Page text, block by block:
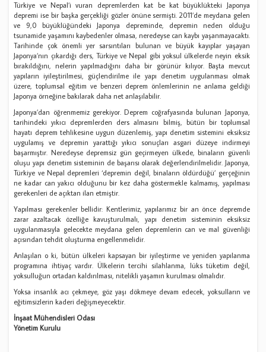
Türkiye ve Nepal’i vuran depremlerden kat be kat büyüklükteki Japonya
depremi ise bir başka gerçekliği gözler önüne sermişti. 2011’de meydana gelen
ve 9,0 büyüklüğündeki Japonya depreminde, depremin neden olduğu
tsunamide yaşamını kaybedenler olmasa, neredeyse can kaybı yaşanmayacaktı.
Tarihinde çok önemli yer sarsıntıları bulunan ve büyük kayıplar yaşayan
Japonya’nın çıkardığı ders, Türkiye ve Nepal gibi yoksul ülkelerde neyin eksik
bırakıldığını, nelerin yapılmadığını daha bir görünür kılıyor. Başta mevcut
yapıların iyileştirilmesi, güçlendirilme ile yapı denetim uygulanması olmak
üzere, toplumsal eğitim ve benzeri deprem önlemlerinin ne anlama geldiği
Japonya örneğine bakılarak daha net anlaşılabilir.
Japonya’dan öğrenmemiz gerekiyor. Deprem coğrafyasında bulunan Japonya,
tarihindeki yıkıcı depremlerden ders almasını bilmiş, bütün bir toplumsal
hayatı deprem tehlikesine uygun düzenlemiş, yapı denetim sistemini eksiksiz
uygulamış ve depremin yarattığı yıkıcı sonuçları asgari düzeye indirmeyi
başarmıştır. Neredeyse depremsiz gün geçirmeyen ülkede, binaların güvenli
oluşu yapı denetim sisteminin de başarısı olarak değerlendirilmelidir. Japonya,
Türkiye ve Nepal depremleri ‘depremin değil, binaların öldürdüğü’ gerçeğinin
ne kadar can yakıcı olduğunu bir kez daha göstermekle kalmamış, yapılması
gerekenleri de açıktan ilan etmiştir.
Yapılması gerekenler bellidir: Kentlerimiz, yapılarımız bir an önce depremde
zarar azaltacak özelliğe kavuşturulmalı, yapı denetim sisteminin eksiksiz
uygulanmasıyla gelecekte meydana gelen depremlerin can ve mal güvenliği
açısından tehdit oluşturma engellenmelidir.
Anlaşılan o ki, bütün ülkeleri kapsayan bir iyileştirme ve yeniden yapılanma
programına ihtiyaç vardır. Ülkelerin tercihi silahlanma, lüks tüketim değil,
yoksulluğun ortadan kaldırılması, nitelikli yaşamın kurulması olmalıdır.
Yoksa insanlık acı çekmeye, göz yaşı dökmeye devam edecek, yoksulların ve
eğitimsizlerin kaderi değişmeyecektir.
İnşaat Mühendisleri Odası
Yönetim Kurulu